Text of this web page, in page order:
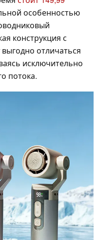
особенностью
конструкция с
отличаться
исключительно
потока.